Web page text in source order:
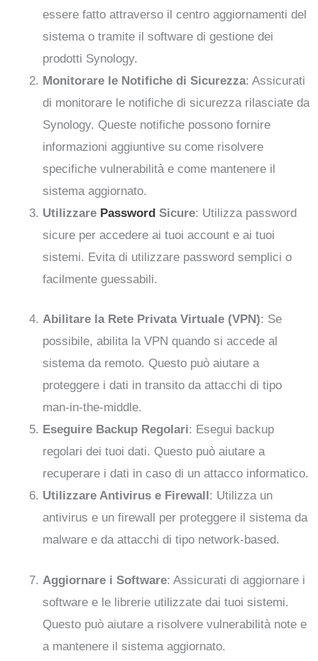
essere fatto attraverso il centro aggiornamenti del
sistema o tramite il software di gestione dei
prodotti Synology.
Monitorare le Notifiche di Sicurezza: Assicurati
di monitorare le notifiche di sicurezza rilasciate da
Synology. Queste notifiche possono fornire
informazioni aggiuntive su come risolvere
specifiche vulnerabilità e come mantenere il
sistema aggiornato.
Utilizzare Password Sicure: Utilizza password
sicure per accedere ai tuoi account e ai tuoi
sistemi. Evita di utilizzare password semplici o
facilmente guessabili.
Abilitare la Rete Privata Virtuale (VPN): Se
possibile, abilita la VPN quando si accede al
sistema da remoto. Questo può aiutare a
proteggere i dati in transito da attacchi di tipo
man-in-the-middle.
Eseguire Backup Regolari: Esegui backup
regolari dei tuoi dati. Questo può aiutare a
recuperare i dati in caso di un attacco informatico.
Utilizzare Antivirus e Firewall: Utilizza un
antivirus e un firewall per proteggere il sistema da
malware e da attacchi di tipo network-based.
Aggiornare i Software: Assicurati di aggiornare i
software e le librerie utilizzate dai tuoi sistemi.
Questo può aiutare a risolvere vulnerabilità note e
a mantenere il sistema aggiornato.